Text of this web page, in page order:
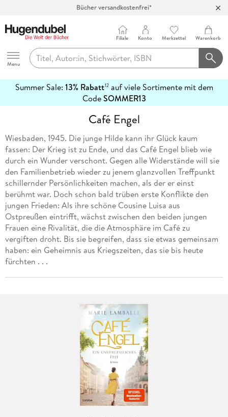
Bücher versandkostenfrei*
Abholung in über 100 Filialen
Hugendubel
Menu
Filiale Konto Merkzettel Warenkorb
Summer Sale: 13% Rabatt12auf viele Sortimente mit dem
CodeSOMMER13
erfahren
Café Engel
Wiesbaden, 1945. Die junge Hilde kann ihr Glück kaum
fassen: Der Krieg ist zu Ende, und das Café Engel blieb wie
durch ein Wunder verschont. Gegen alle Widerstände will sie
den Familienbetrieb wieder zu jenem glanzvollen Treffpunkt
schillernder Persönlichkeiten machen, als der er einst
berühmt war. Doch schon bald trüben erste Konflikte den
jungen Frieden: Als ihre schöne Cousine Luisa aus
Ostpreußen eintrifft, wächst zwischen den beiden jungen
Frauen eine Rivalität, die die Atmosphäre im Café zu
vergiften droht. Bis sie begreifen, dass sie etwas gemeinsam
haben: ein Geheimnis aus Kriegszeiten, das sie bis heute
fürchten . . .